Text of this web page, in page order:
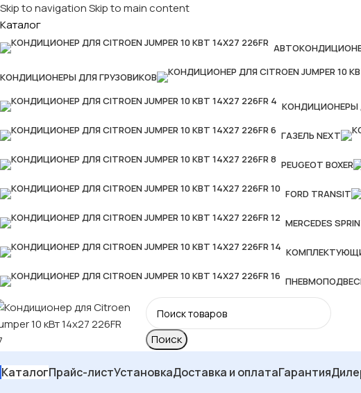
Skip to navigationSkip to main content
Каталог
КОНДИЦИОНЕРЫ ДЛЯ ГРУЗОВИКОВ
КОНДИЦИОНЕРЫ
ГАЗЕЛЬ NEXT
PEUGEOT BOXER
FORD TRANSIT
MERCEDES
Поиск
КаталогПрайс-листУстановкаДоставка и оплатаГарантия